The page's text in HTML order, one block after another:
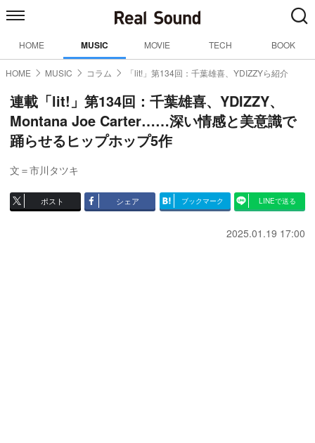
HOME MUSIC MOVIE TECH BOOK
HOME MUSIC コラム 「lit!」第134回：千葉雄喜、YDIZZYら紹介
連載「lit!」第134回：千葉雄喜、YDIZZY、
Montana Joe Carter……深い情感と美意識で
踊らせるヒップホップ5作
文＝市川タツキ
ポスト シェア ブックマーク LINEで送る
2025.01.19 17:00